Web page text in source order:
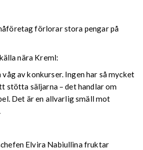
förlorar stora pengar på
nära Kreml:
av konkurser. Ingen har så mycket
stötta säljarna – det handlar om
Det är en allvarlig smäll mot
Elvira Nabiullina fruktar